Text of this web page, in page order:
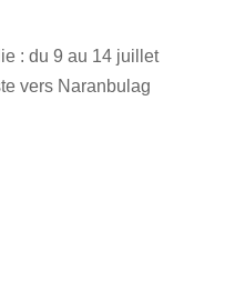
: du 9 au 14 juillet
vers Naranbulag